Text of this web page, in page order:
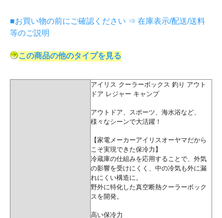
■お買い物の前にご確認ください ⇒ 在庫表示/配送/送料
等のご説明
この商品の他のタイプを見る
アイリス クーラーボックス 釣り アウト
ドア レジャー キャンプ
アウトドア、スポーツ、海水浴など、
様々なシーンで大活躍！
【家電メーカーアイリスオーヤマだから
こそ実現できた保冷力】
冷蔵庫の仕組みを応用することで、外気
の影響を受けにくく、中の冷気も外に漏
れにくい構造に。
野外に特化した真空断熱クーラーボック
スを開発。
高い保冷力